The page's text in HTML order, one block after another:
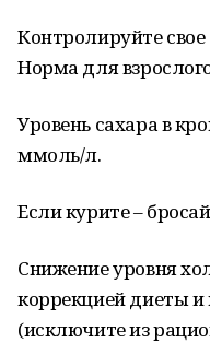
Контролируйте
Норма для
Уровень сахара в
ммоль/л.
Если курите –
Снижение уровня
коррекцией диеты
(исключите из